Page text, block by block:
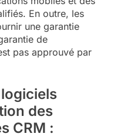
En outre, les
une garantie
de
pas approuvé par
des
CRM :